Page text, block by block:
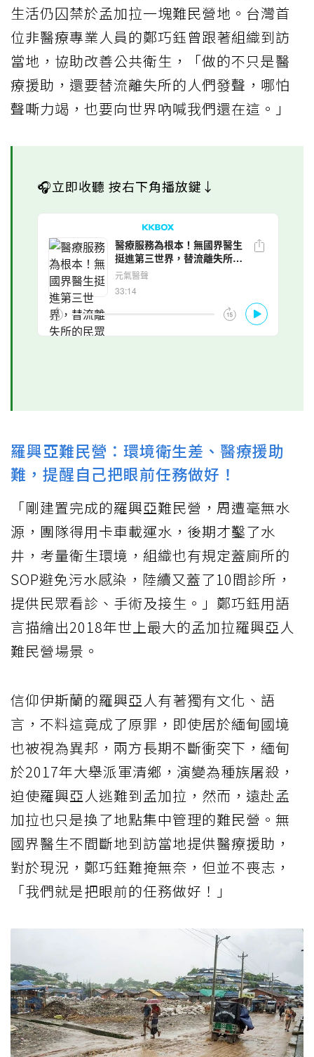
生活仍囚禁於孟加拉一塊難民營地。台灣首
位非醫療專業人員的鄭巧鈺曾跟著組織到訪
當地，協助改善公共衛生，「做的不只是醫
療援助，還要替流離失所的人們發聲，哪怕
聲嘶力竭，也要向世界吶喊我們還在這。」
🎧立即收聽 按右下角播放鍵↓
羅興亞難民營：環境衛生差、醫療援助
難，提醒自己把眼前任務做好！
「剛建置完成的羅興亞難民營，周遭毫無水
源，團隊得用卡車載運水，後期才鑿了水
井，考量衛生環境，組織也有規定蓋廁所的
SOP避免污水感染，陸續又蓋了10間診所，
提供民眾看診、手術及接生。」鄭巧鈺用語
言描繪出2018年世上最大的孟加拉羅興亞人
難民營場景。
信仰伊斯蘭的羅興亞人有著獨有文化、語
言，不料這竟成了原罪，即使居於緬甸國境
也被視為異邦，兩方長期不斷衝突下，緬甸
於2017年大舉派軍清鄉，演變為種族屠殺，
迫使羅興亞人逃難到孟加拉，然而，遠赴孟
加拉也只是換了地點集中管理的難民營。無
國界醫生不間斷地到訪當地提供醫療援助，
對於現況，鄭巧鈺難掩無奈，但並不喪志，
「我們就是把眼前的任務做好！」